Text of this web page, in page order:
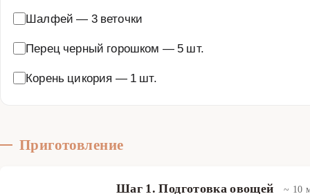
Шалфей — 3 веточки
Перец черный горошком — 5 шт.
Корень цикория — 1 шт.
Приготовление
Шаг 1. Подготовка овощей ~ 10